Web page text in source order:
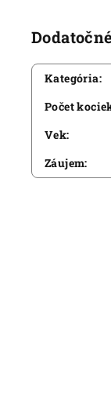
Kategória:
Počet
Vek:
Záujem: